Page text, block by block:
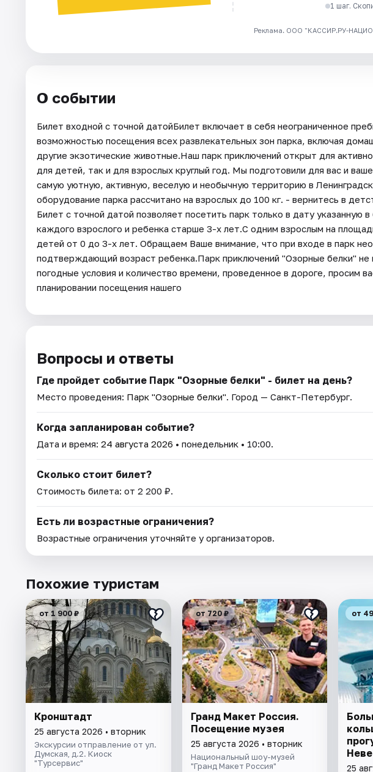
1 шаг.
Реклама. ООО "КАССИР.РУ-
О событии
Билет входной с точной датойБилет включает в себя неограниченное
возможностью посещения всех развлекательных зон парка, включая
другие экзотические животные.Наш парк приключений открыт для
для детей, так и для взрослых круглый год. Мы подготовили для вас и
самую уютную, активную, веселую и необычную территорию в
оборудование парка рассчитано на взрослых до 100 кг. - вернитесь в
Билет с точной датой позволяет посетить парк только в дату указанную
каждого взрослого и ребенка старше 3-х лет.С одним взрослым на
детей от 0 до 3-х лет. Обращаем Ваше внимание, что при входе в парк
подтверждающий возраст ребенка.Парк приключений "Озорные белки" не
погодные условия и количество времени, проведенное в дороге, просим
планировании посещения нашего
Вопросы и ответы
Где пройдет событие Парк "Озорные белки" - билет на день?
Место проведения: Парк "Озорные белки". Город — Санкт-Петербург.
Когда запланирован событие?
Дата и время: 24 августа 2026 • понедельник • 10:00.
Сколько стоит билет?
Стоимость билета: от 2 200 ₽.
Есть ли возрастные ограничения?
Возрастные ограничения уточняйте у организаторов.
Похожие туристам
от 1 900 ₽
Кронштадт
25 августа 2026 • вторник
Экскурсии отправление от ул.
Думская, д.2. Киоск
"Турсервис"
от 720 ₽
Гранд Макет Россия.
Посещение музея
25 августа 2026 • вторник
Национальный шоу-музей
"Гранд Макет Россия"
от
25